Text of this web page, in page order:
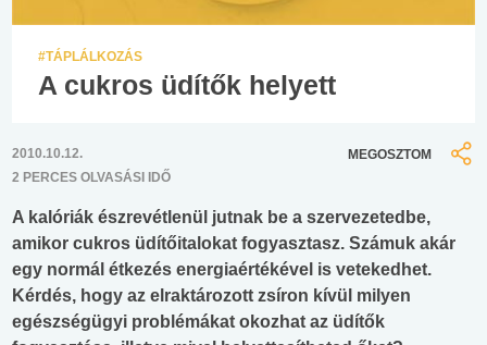
#TÁPLÁLKOZÁS
A cukros üdítők helyett
2010.10.12.
2 PERCES OLVASÁSI IDŐ
MEGOSZTOM
A kalóriák észrevétlenül jutnak be a szervezetedbe,
amikor cukros üdítőitalokat fogyasztasz. Számuk akár
egy normál étkezés energiaértékével is vetekedhet.
Kérdés, hogy az elraktározott zsíron kívül milyen
egészségügyi problémákat okozhat az üdítők